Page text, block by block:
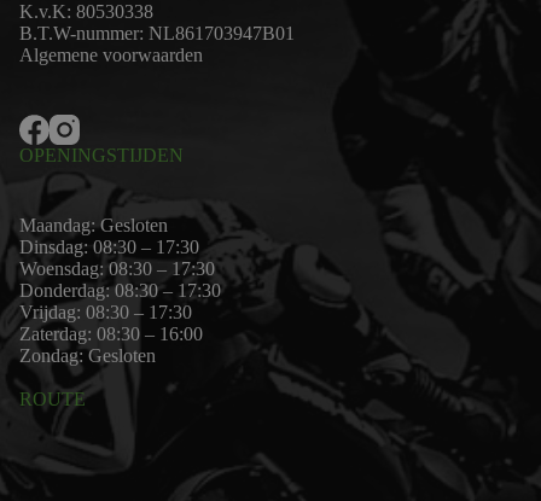
K.v.K: 80530338
B.T.W-nummer: NL861703947B01
Algemene voorwaarden
OPENINGSTIJDEN
Maandag: Gesloten
Dinsdag: 08:30 – 17:30
Woensdag: 08:30 – 17:30
Donderdag: 08:30 – 17:30
Vrijdag: 08:30 – 17:30
Zaterdag: 08:30 – 16:00
Zondag: Gesloten
ROUTE